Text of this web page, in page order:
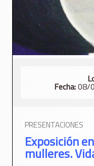
Fecha:08/
PRESENTACIONES
Exposición
mulleres.